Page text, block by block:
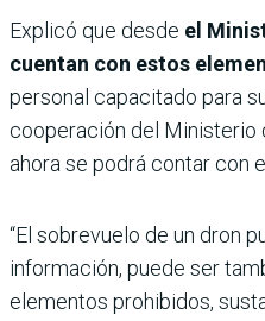
Explicó que desde el
cuentan con estos
personal capacitado para
cooperación del Ministerio
ahora se podrá contar con
“El sobrevuelo de un dron
información, puede ser
elementos prohibidos,